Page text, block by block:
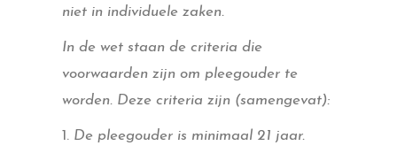
niet in individuele zaken.
In de wet staan de criteria die
voorwaarden zijn om pleegouder te
worden. Deze criteria zijn (samengevat):
De pleegouder is minimaal 21 jaar.